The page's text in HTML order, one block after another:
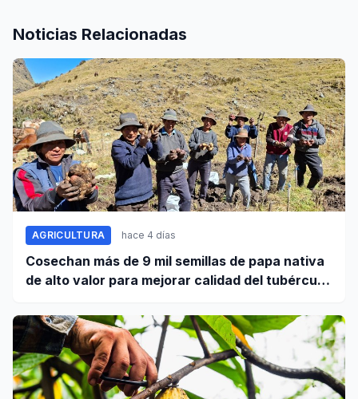
Noticias Relacionadas
AGRICULTURA hace 4 días
Cosechan más de 9 mil semillas de papa nativa
de alto valor para mejorar calidad del tubérculo